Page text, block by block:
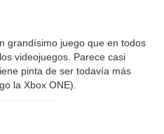
grandísimo juego que en todos
videojuegos. Parece casi
pinta de ser todavía más
la Xbox ONE).